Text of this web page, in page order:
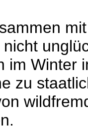
im Winter
zu